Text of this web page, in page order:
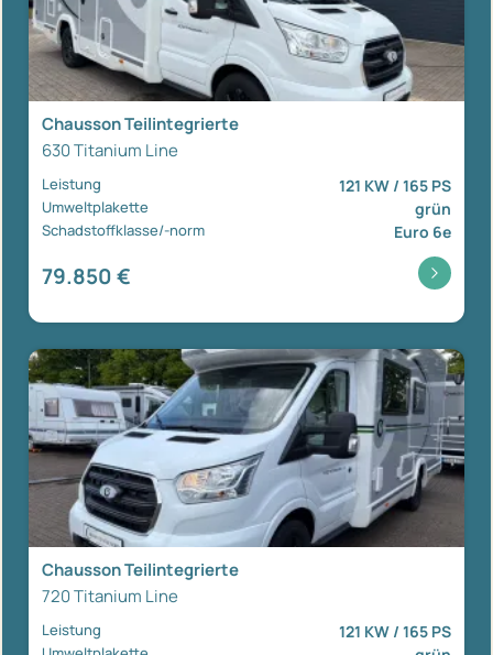
Chausson Teilintegrierte
630 Titanium Line
Leistung 121 KW / 165 PS
Umweltplakette grün
Schadstoffklasse/-norm Euro 6e
79.850 €
Chausson Teilintegrierte
720 Titanium Line
Leistung 121 KW / 165 PS